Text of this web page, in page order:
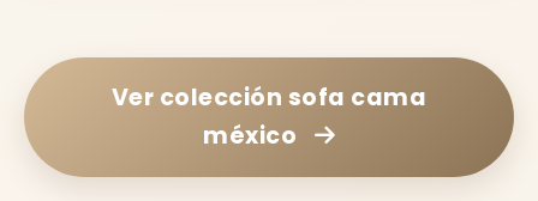
Ver colección sofa cama
méxico